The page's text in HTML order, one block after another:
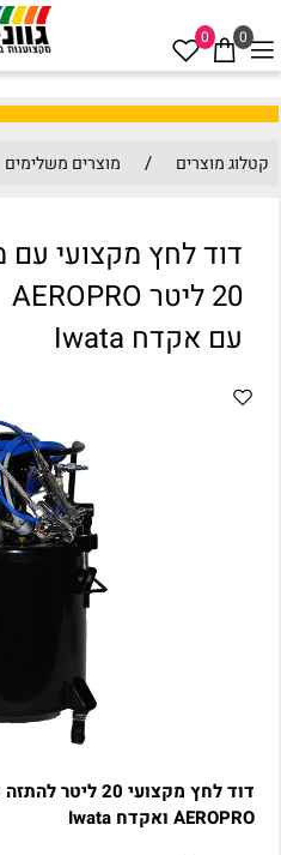
0
0
קטלוג מוצרים / מוצרים משלימים
דוד לחץ מקצועי עם
20 ליטר AEROPRO
עם אקדח Iwata
דוד לחץ מקצועי
AEROPRO ואקדח Iwata